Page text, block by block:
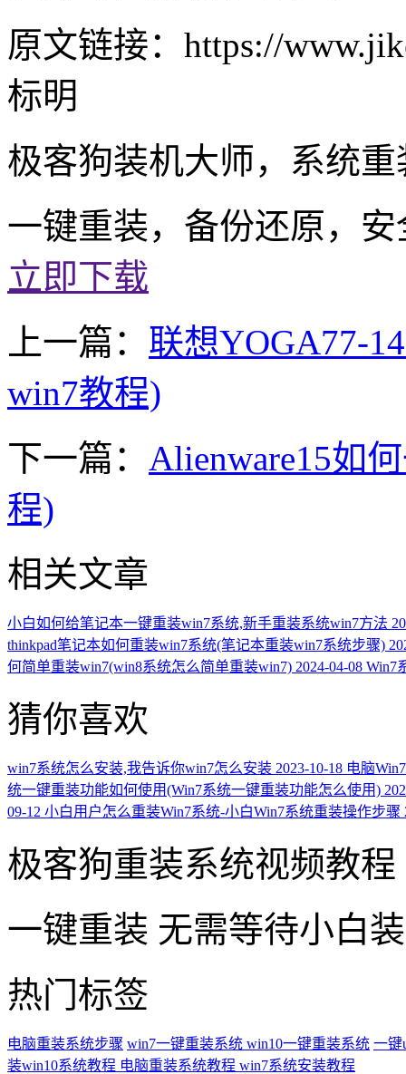
原文链接：https://
标明
极客狗装机大师，系统
一键重装，备份还原，
立即下载
上一篇： 联想YOGA77-
win7教程)
下一篇： Alienware15如
程)
相关文章
小白如何给笔记本一键重装win7系统,新手重装系统win7方法
thinkpad笔记本如何重装win7系统(笔记本重装win7系统步骤)
何简单重装win7(win8系统怎么简单重装win7) 2024-04-08 Win7
猜你喜欢
win7系统怎么安装,我告诉你win7怎么安装 2023-10-18 电脑
统一键重装功能如何使用(Win7系统一键重装功能怎么使用)
09-12 小白用户怎么重装Win7系统-小白Win7系统重装操作步骤
极客狗重装系统视频教程
一键重装 无需等待小白
热门标签
电脑重装系统步骤 win7一键重装系统 win10一键重装系统 一键
装win10系统教程 电脑重装系统教程 win7系统安装教程